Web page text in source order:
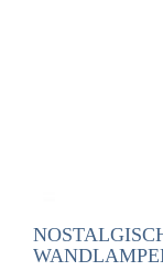
ANDLAMPEN